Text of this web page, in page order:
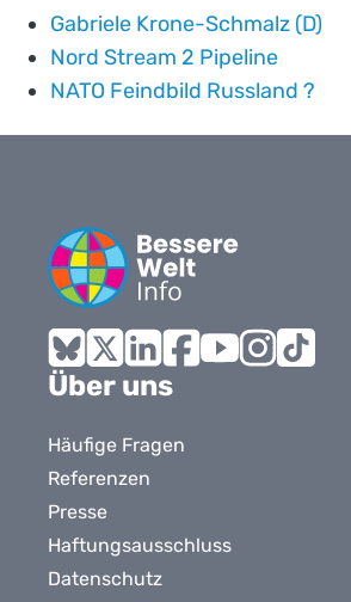
Gabriele Krone-Schmalz (D)
Nord Stream 2 Pipeline
NATO Feindbild Russland ?
Bluesky
X LinkedInFacebook
Über uns
Häufige Fragen
Referenzen
Presse
Haftungsausschluss
Datenschutz